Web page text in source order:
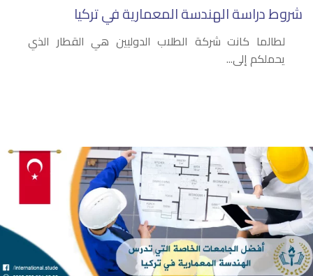
شروط دراسة الهندسة المعمارية في تركيا
لطالما كانت شركة الطلاب الدوليين هي القطار الذي
يحملكم إلى...